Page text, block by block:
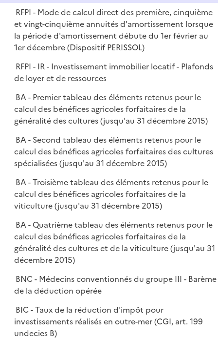
RFPI - Mode de calcul direct des première, cinquième
et vingt-cinquième annuités d'amortissement lorsque
la période d'amortissement débute du 1er février au
1er décembre (Dispositif PERISSOL)
RFPI - IR - Investissement immobilier locatif - Plafonds
de loyer et de ressources
BA - Premier tableau des éléments retenus pour le
calcul des bénéfices agricoles forfaitaires de la
généralité des cultures (jusqu'au 31 décembre 2015)
BA - Second tableau des éléments retenus pour le
calcul des bénéfices agricoles forfaitaires des cultures
spécialisées (jusqu'au 31 décembre 2015)
BA - Troisième tableau des éléments retenus pour le
calcul des bénéfices agricoles forfaitaires de la
viticulture (jusqu'au 31 décembre 2015)
BA - Quatrième tableau des éléments retenus pour le
calcul des bénéfices agricoles forfaitaires de la
généralité des cultures et de la viticulture (jusqu'au 31
décembre 2015)
BNC - Médecins conventionnés du groupe III - Barème
de la déduction opérée
BIC - Taux de la réduction d'impôt pour
investissements réalisés en outre-mer (CGI, art. 199
undecies B)